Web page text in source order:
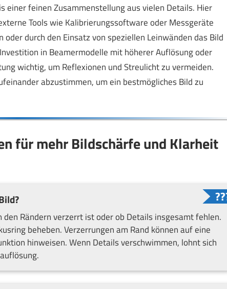
einer feinen Zusammenstellung aus vielen Details. Hier
Tools wie Kalibrierungssoftware oder Messgeräte
durch den Einsatz von speziellen Leinwänden das Bild
in Beamermodelle mit höherer Auflösung oder
wichtig, um Reflexionen und Streulicht zu vermeiden.
abzustimmen, um ein bestmögliches Bild zu
für mehr Bildschärfe und Klarheit
Rändern verzerrt ist oder ob Details insgesamt fehlen.
beheben. Verzerrungen am Rand können auf eine
hinweisen. Wenn Details verschwimmen, lohnt sich